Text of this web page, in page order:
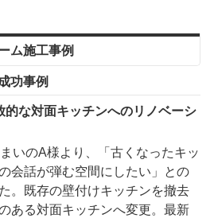
ム施工事例
功事例
な対面キッチンへのリノベーシ
いのA様より、「古くなったキッ
会話が弾む空間にしたい」との
。既存の壁付けキッチンを撤去
ある対面キッチンへ変更。最新